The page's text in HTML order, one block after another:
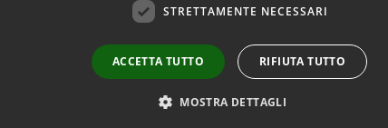
Copyright © 2026 •
STRETTAMENTE NECESSARI
ACCETTA TUTTO RIFIUTA TUTTO
MOSTRA DETTAGLI